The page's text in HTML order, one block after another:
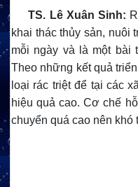
TS. Lê Xuân Sinh:
khai thác thủy sản, nuôi
mỗi ngày và là một bài
Theo những kết quả
loại rác triệt để tại các
hiệu quả cao. Cơ chế
chuyển quá cao nên khó